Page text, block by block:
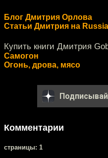
Блог Дмитрия Орлова
Статьи Дмитрия на
Купить книги Дмитрия
Самогон
Огонь, дрова, мясо
Комментарии
cтраницы: 1